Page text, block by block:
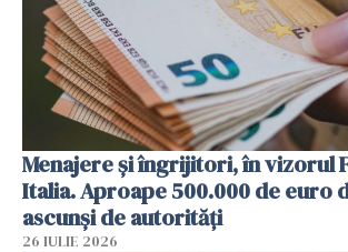
Menajere și îngrijitori, în vizorul
Italia. Aproape 500.000 de euro
ascunși de autorități
26 IULIE 2026